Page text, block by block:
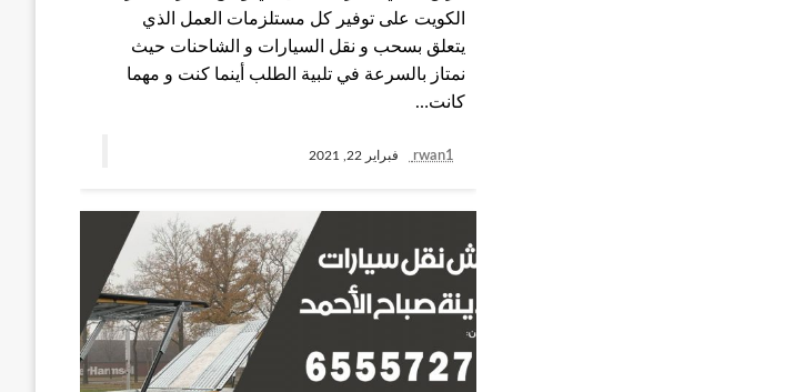
الكويت على توفير كل مستلزمات العمل الذي
يتعلق بسحب و نقل السيارات و الشاحنات حيث
نمتاز بالسرعة في تلبية الطلب أينما كنت و مهما
كانت…
rwan1 فبراير 22, 2021